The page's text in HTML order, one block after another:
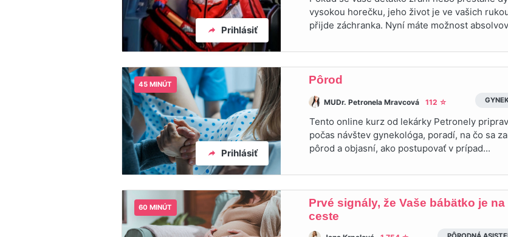
Prihlásiť
vysokou horečku, jeho život je ve vašich
přijde záchranka. Nyní máte možnost
45 MINÚT
Prihlásiť
Pôrod
MUDr. Petronela Mravcová 112 ☆
Tento online kurz od lekárky Petronely
počas návštev gynekológa, poradí, na čo sa
pôrod a objasní, ako postupovať v prípad...
60 MINÚT
Prvé signály, že Vaše bábätko je na
ceste